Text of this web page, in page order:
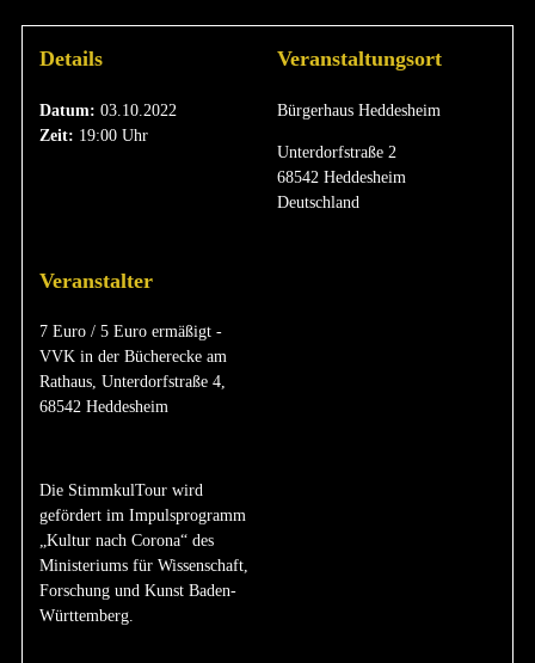
Details
Datum: 03.10.2022
Zeit: 19:00 Uhr
Veranstaltungsort
Bürgerhaus Heddesheim
Unterdorfstraße 2
68542 Heddesheim
Deutschland
Veranstalter
7 Euro / 5 Euro ermäßigt -
VVK in der Bücherecke am
Rathaus, Unterdorfstraße 4,
68542 Heddesheim
Die StimmkulTour wird
gefördert im Impulsprogramm
„Kultur nach Corona“ des
Ministeriums für Wissenschaft,
Forschung und Kunst Baden-
Württemberg.